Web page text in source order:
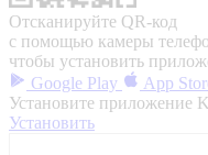
Отсканируйте QR-код
с помощью камеры
чтобы установить
Google Play
App
Установите приложение
Установить